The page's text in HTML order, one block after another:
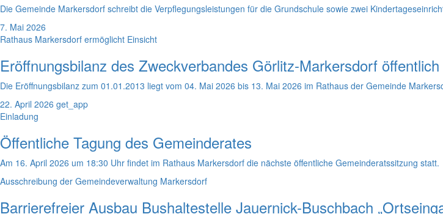
Die Gemeinde Markersdorf schreibt die Verpflegungsleistungen für die Grundschule sowie zwei
7. Mai 2026
Rathaus Markersdorf ermöglicht Einsicht
Eröffnungsbilanz des Zweckverbandes Görlitz-Markersdorf
Die Eröffnungsbilanz zum 01.01.2013 liegt vom 04. Mai 2026 bis 13. Mai 2026 im Rathaus der Gemeinde
22. April 2026 get_app
Einladung
Öffentliche Tagung des Gemeinderates
Am 16. April 2026 um 18:30 Uhr findet im Rathaus Markersdorf die nächste öffentliche Gemeinderatssitzung statt.
Ausschreibung der Gemeindeverwaltung Markersdorf
Barrierefreier Ausbau Bushaltestelle Jauernick-Buschbach